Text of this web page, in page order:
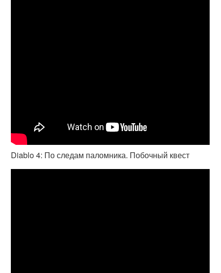
Diablo 4: По следам паломника. Побочный квест